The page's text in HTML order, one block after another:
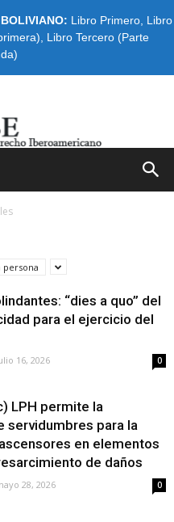
Libro Primero Libro
Libro Tercero (Parte
persona
“dies a quo” del
para el ejercicio del
16, 2026 0
LPH permite la
servidumbres para la
en elementos
de daños
28, 2026 0